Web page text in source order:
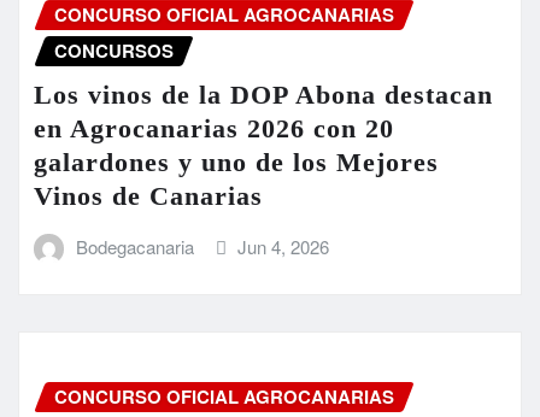
CONCURSO OFICIAL AGROCANARIAS
CONCURSOS
Los vinos de la DOP Abona destacan
en Agrocanarias 2026 con 20
galardones y uno de los Mejores
Vinos de Canarias
Bodegacanaria Jun 4, 2026
CONCURSO OFICIAL AGROCANARIAS